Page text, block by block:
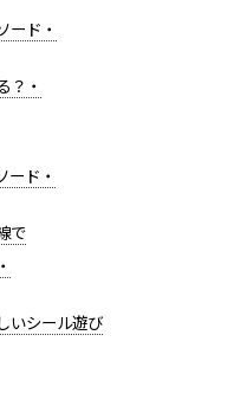
ード・
？・
ード・
で
いシール遊び